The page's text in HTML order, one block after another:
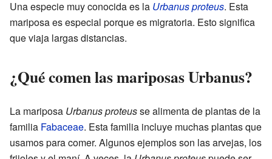
Una especie muy conocida es la Urbanus proteus. Esta
mariposa es especial porque es migratoria. Esto significa
que viaja largas distancias.
¿Qué comen las mariposas Urbanus?
La mariposa Urbanus proteusse alimenta de plantas de la
familia Fabaceae. Esta familia incluye muchas plantas que
usamos para comer. Algunos ejemplos son las arvejas, los